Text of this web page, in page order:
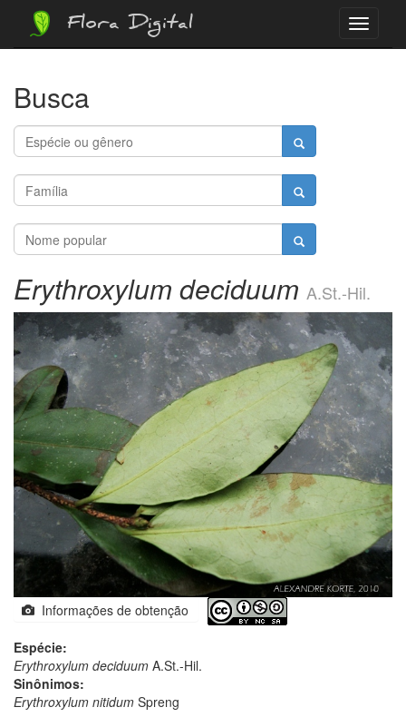
Menu
Flora Digital
Busca
Erythroxylum deciduum A.St.-Hil.
Informações de obtenção
Espécie:
Erythroxylum deciduum A.St.-Hil.
Sinônimos:
Erythroxylum nitidum Spreng